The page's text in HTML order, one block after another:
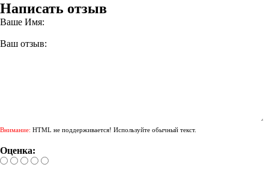
Написать отзыв
Ваше Имя:
Ваш отзыв:
Внимание: HTML не поддерживается! Используйте обычный текст.
Оценка: